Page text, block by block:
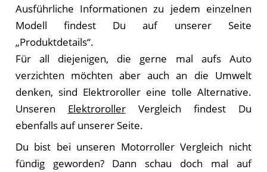
Ausführliche Informationen zu jedem einzelnen
Modell findest Du auf unserer Seite
„Produktdetails“.
Für all diejenigen, die gerne mal aufs Auto
verzichten möchten aber auch an die Umwelt
denken, sind Elektroroller eine tolle Alternative.
Unseren ElektrorollerVergleich findest Du
ebenfalls auf unserer Seite.
Du bist bei unseren Motorroller Vergleich nicht
fündig geworden? Dann schau doch mal auf